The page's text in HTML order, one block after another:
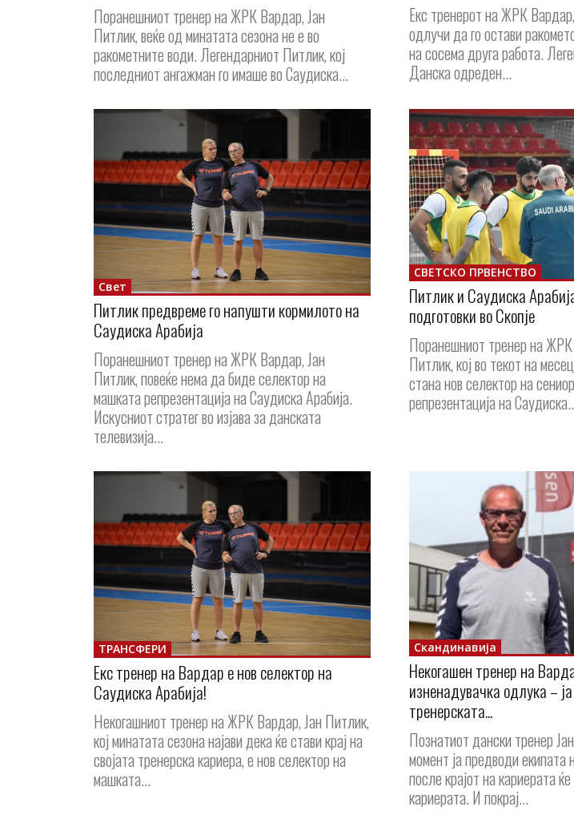
Поранешниот тренер на ЖРК Вардар, Јан
Питлик, веќе од минатата сезона не е во
ракометните води. Легендарниот Питлик, кој
последниот ангажман го имаше во Саудиска...
Екс тренерот на ЖРК
одлучи да го остави
на сосема друга работа.
Данска одреден...
Свет
Питлик предвреме го напушти кормилото на
Саудиска Арабија
Поранешниот тренер на ЖРК Вардар, Јан
Питлик, повеќе нема да биде селектор на
машката репрезентација на Саудиска Арабија.
Искусниот стратег во изјава за данската
телевизија...
СВЕТСКО ПРВЕНСТВО
Питлик и Саудиска
подготовки во Скопје
Поранешниот тренер на
Питлик, кој во текот на
стана нов селектор на
репрезентација на
ТРАНСФЕРИ
Екс тренер на Вардар е нов селектор на
Саудиска Арабија!
Некогашниот тренер на ЖРК Вардар, Јан Питлик,
кој минатата сезона најави дека ќе стави крај на
својата тренерска кариера, е нов селектор на
машката...
Скандинавија
Некогашен тренер на
изненадувачка одлука –
тренерската...
Познатиот дански тренер
момент ја предводи екипата
после крајот на кариерата
кариерата. И покрај...